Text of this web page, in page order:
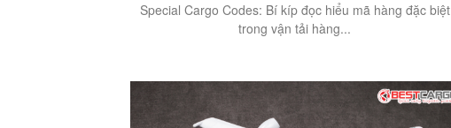
Special Cargo Codes: Bí kíp đọc hiểu mã hàng đặc biệt
trong vận tải hàng...